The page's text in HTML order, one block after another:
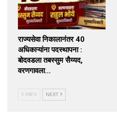
राज्यसेवा निकालानंतर 40
अधिकाऱ्यांना पदस्थापना :
बोदवडला तबस्सुम सैय्यद,
वरणगावला…
PREV NEXT